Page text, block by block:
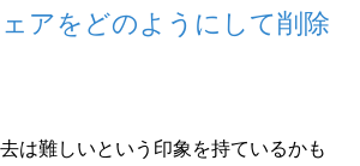
アをどのようにして削除
は難しいという印象を持ているかも